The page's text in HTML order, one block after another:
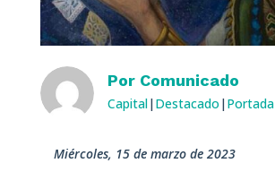
Por Comunicado
Capital| Destacado | Portada
miércoles, 15 de marzo de 2023